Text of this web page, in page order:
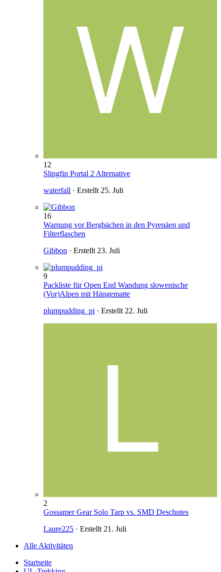
12
Slingfin Portal 2 Alternative
waterfall · Erstellt 25. Juli
16
Warnung vor Bergbächen in den Pyrenäen und
Filterflaschen
Gibbon · Erstellt 23. Juli
9
Packliste für Open End Wandung slowenische
(Vor)Alpen mit Hängematte
plumpudding_pi · Erstellt 22. Juli
2
Gossamer Gear Solo Tarp vs. SMD Deschutes
Laure225 · Erstellt 21. Juli
Alle Aktivitäten
Startseite